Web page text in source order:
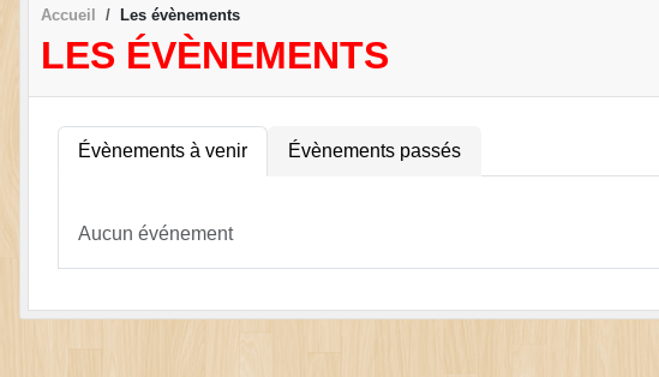
Accueil Les évènements
LES ÉVÈNEMENTS
Évènements à venir Évènements passés
Aucun événement